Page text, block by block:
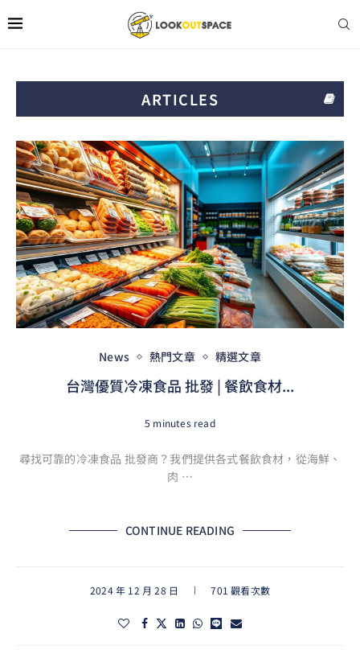
ARTICLES
News 熱門文章 精選文章
台灣優質冷凍食品 批發 | 餐飲食材...
5 minutes read
尋找可靠的冷凍食品 批發商？我們提供各式餐飲食材，從海鮮、
肉 …
CONTINUE READING
2024 年 12 月 28 日 701 觀看次數